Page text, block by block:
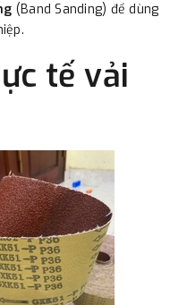
(Band Sanding) để dùng
tế vải